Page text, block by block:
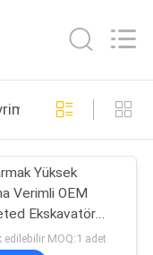
üretim
Yüksek
Verimli OEM
Ekskavatör
edilebilir MOQ:1 adet